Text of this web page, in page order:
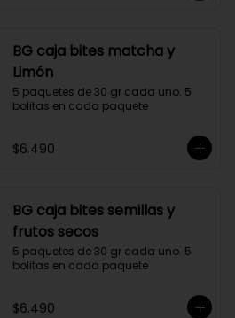
BG caja bites matcha y
Limón
5 paquetes de 30 gr cada uno. 5
bolitas en cada paquete
$6.490
BG caja bites semillas y
frutos secos
5 paquetes de 30 gr cada uno. 5
bolitas en cada paquete
$6.490